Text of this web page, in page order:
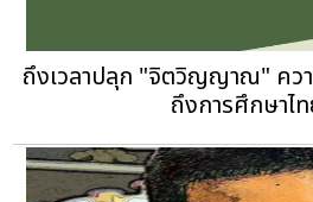
ถึงเวลาปลุก "จิตวิญญาณ" คว
ถึงการศึกษาไ